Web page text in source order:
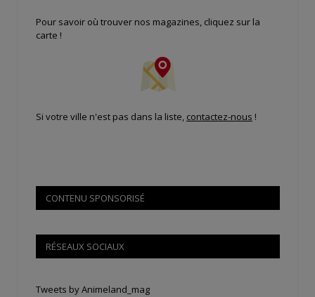
Pour savoir où trouver nos magazines, cliquez sur la
carte !
Si votre ville n'est pas dans la liste, contactez-nous !
CONTENU SPONSORISÉ
RÉSEAUX SOCIAUX
Tweets by Animeland_mag